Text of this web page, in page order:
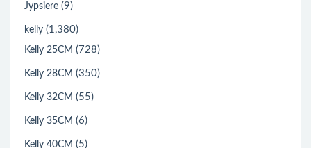
Jypsiere (9)
kelly (1,380)
Kelly 25CM (728)
Kelly 28CM (350)
Kelly 32CM (55)
Kelly 35CM (6)
Kelly 40CM (5)